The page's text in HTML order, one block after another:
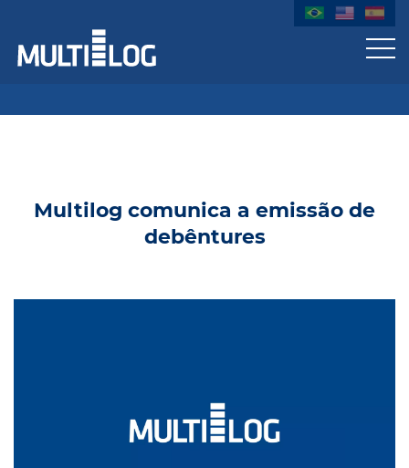
Multilog comunica a emissão de
debêntures